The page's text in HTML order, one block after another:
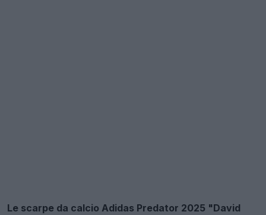
Le scarpe da calcio Adidas Predator 2025 "David